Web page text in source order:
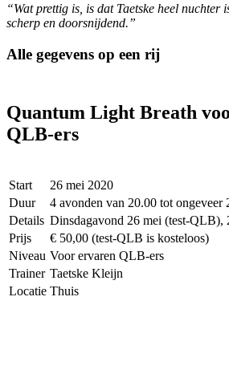
“Wat prettig is, is dat Taetske heel nuchter
scherp en doorsnijdend.”
Alle gegevens op een rij
Quantum Light Breath
QLB-ers
Start
26 mei 2020
Duur
4 avonden van 20.00 tot ongeveer
Details Dinsdagavond 26 mei (test-QLB),
Prijs
€ 50,00 (test-QLB is kosteloos)
Niveau Voor ervaren QLB-ers
Trainer Taetske Kleijn
Locatie Thuis